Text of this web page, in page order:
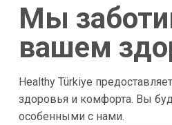
Мы
вашем
Healthy Türkiye
здоровья и комфорта. Вы
особенными с нами.